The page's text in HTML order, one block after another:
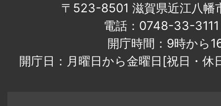
〒523-8501 滋賀県近江八幡
電話：0748-33-
開庁時間：9時から
開庁日：月曜日から金曜日[祝日・